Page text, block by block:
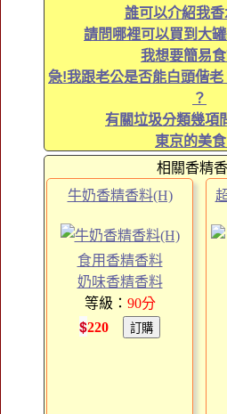
誰可以介紹我香
請問哪裡可以買到大
我想要簡易食
急!我跟老公是否能白頭偕
？
有關垃圾分類幾項
東京的美食
相關香精
牛奶香精香料(H)
食用香精香料
奶味香精香料
等級： 90分
$220